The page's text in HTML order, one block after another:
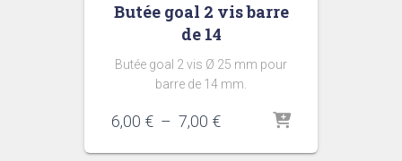
Butée goal 2 vis barre
de 14
Butée goal 2 vis Ø 25 mm pour
barre de 14 mm.
6,00 € – 7,00 €Plage